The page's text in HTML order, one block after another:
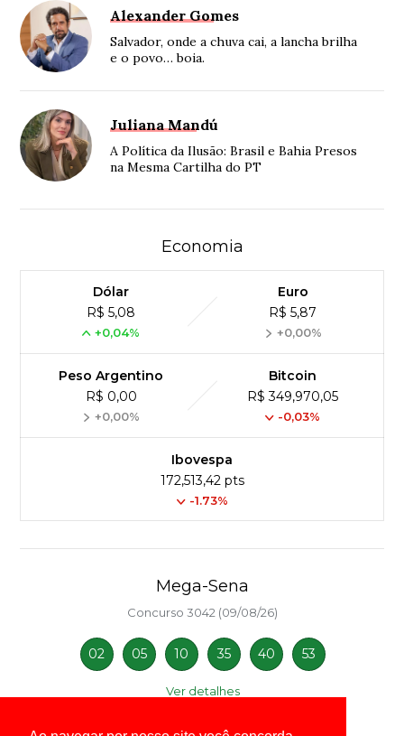
Alexander Gomes
Salvador, onde a chuva cai, a lancha brilha
e o povo… boia.
Juliana Mandú
A Política da Ilusão: Brasil e Bahia Presos
na Mesma Cartilha do PT
Economia
Dólar
R$ 5,08
+0,04%
Euro
R$ 5,87
+0,00%
Peso Argentino
R$ 0,00
+0,00%
Bitcoin
R$ 349,970,05
-0,03%
Ibovespa
172,513,42 pts
-1.73%
Mega-Sena
Concurso 3042 (09/08/26)
02 05 10 35 40 53
Ver detalhes